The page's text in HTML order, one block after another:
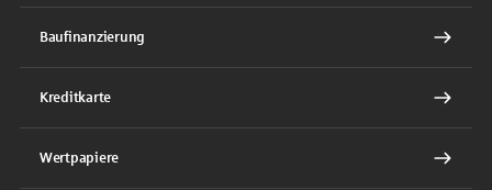
Baufinanzierung
Kreditkarte
Wertpapiere